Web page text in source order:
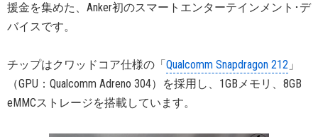
援金を集めた、Anker初のスマートエンターテインメント･デ
バイスです。
チップはクワッドコア仕様の「Qualcomm Snapdragon 212 」
（GPU：Qualcomm Adreno 304）を採用し、1GBメモリ、8GB
eMMCストレージを搭載しています。